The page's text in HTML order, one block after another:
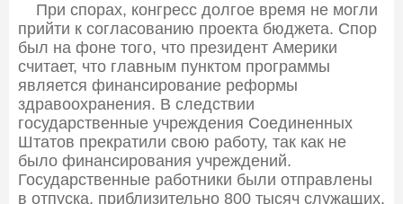
При спорах, конгресс долгое время не могли
прийти к согласованию проекта бюджета. Спор
был на фоне того, что президент Америки
считает, что главным пунктом программы
является финансирование реформы
здравоохранения. В следствии
государственные учреждения Соединенных
Штатов прекратили свою работу, так как не
было финансирования учреждений.
Государственные работники были отправлены
в отпуска, приблизительно 800 тысяч служащих.